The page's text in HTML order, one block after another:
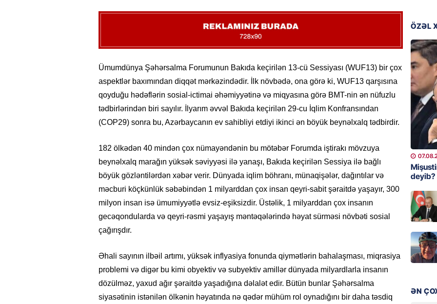
Ümumdünya Şəhərsalma Forumunun Bakıda keçirilən 13-cü Sessiyası (WUF13) bir çox
aspektlər baxımından diqqət mərkəzindədir. İlk növbədə, ona görə ki, WUF13 qarşısına
qoyduğu hədəflərin sosial-ictimai əhəmiyyətinə və miqyasına görə BMT-nin ən nüfuzlu
tədbirlərindən biri sayılır. İlyarım əvvəl Bakıda keçirilən 29-cu İqlim Konfransından
(COP29) sonra bu, Azərbaycanın ev sahibliyi etdiyi ikinci ən böyük beynəlxalq tədbirdir.
182 ölkədən 40 mindən çox nümayəndənin bu mötəbər Forumda iştirakı mövzuya
beynəlxalq marağın yüksək səviyyəsi ilə yanaşı, Bakıda keçirilən Sessiya ilə bağlı
böyük gözləntilərdən xəbər verir. Dünyada iqlim böhranı, münaqişələr, dağıntılar və
məcburi köçkünlük səbəbindən 1 milyarddan çox insan qeyri-sabit şəraitdə yaşayır, 300
milyon insan isə ümumiyyətlə evsiz-eşiksizdir. Üstəlik, 1 milyarddan çox insanın
gecəqondularda və qeyri-rəsmi yaşayış məntəqələrində həyat sürməsi növbəti sosial
çağırışdır.
Əhali sayının ilbəil artımı, yüksək inflyasiya fonunda qiymətlərin bahalaşması, miqrasiya
problemi və digər bu kimi obyektiv və subyektiv amillər dünyada milyardlarla insanın
dözülməz, yaxud ağır şəraitdə yaşadığına dəlalət edir. Bütün bunlar Şəhərsalma
siyasətinin istənilən ölkənin həyatında nə qədər mühüm rol oynadığını bir daha təsdiq
GÜNDƏM
verildi
GÜNDƏM
HADISƏ
şəxs
ÖZƏL
GÜNDƏM
ÖZƏL
deyib?
ƏN